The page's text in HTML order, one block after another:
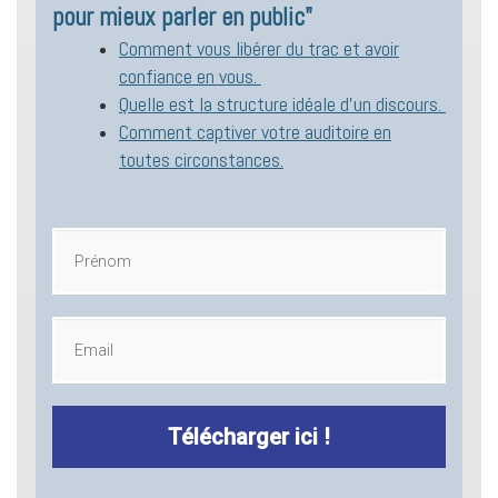
pour mieux parler en public"
Comment vous libérer du trac et avoir
confiance en vous.
Quelle est la structure idéale d'un discours.
Comment captiver votre auditoire en
toutes circonstances.
Télécharger ici !